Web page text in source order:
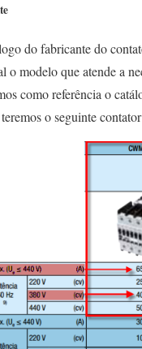
do fabricante do
o modelo que atende a
como referência o
o seguinte